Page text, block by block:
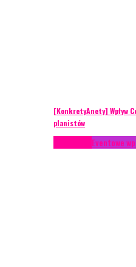
[KonkretyAnety] Wpływ
planistów
Eventowe